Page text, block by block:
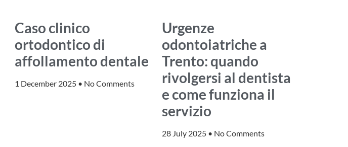
Caso clinico
ortodontico di
affollamento dentale
1 December 2025 No Comments
Urgenze
odontoiatriche a
Trento: quando
rivolgersi al dentista
e come funziona il
servizio
28 July 2025 No Comments